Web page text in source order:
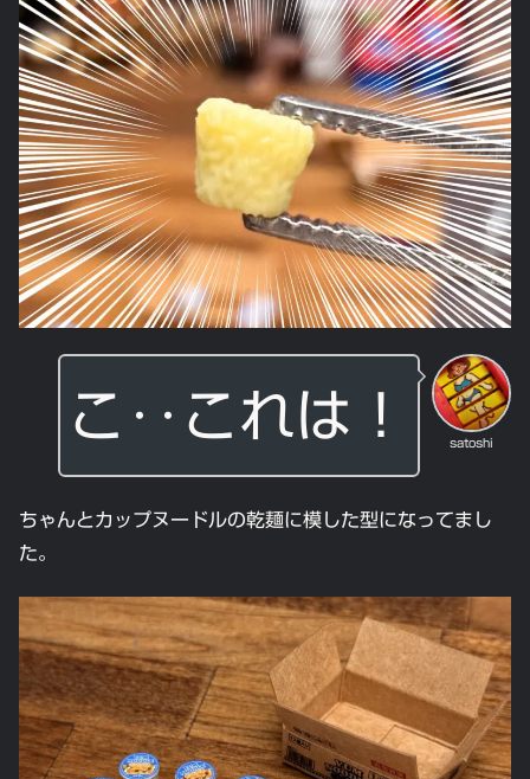
satoshi
こ‥これは！
ちゃんとカップヌードルの乾麺に模した型になってまし
た。